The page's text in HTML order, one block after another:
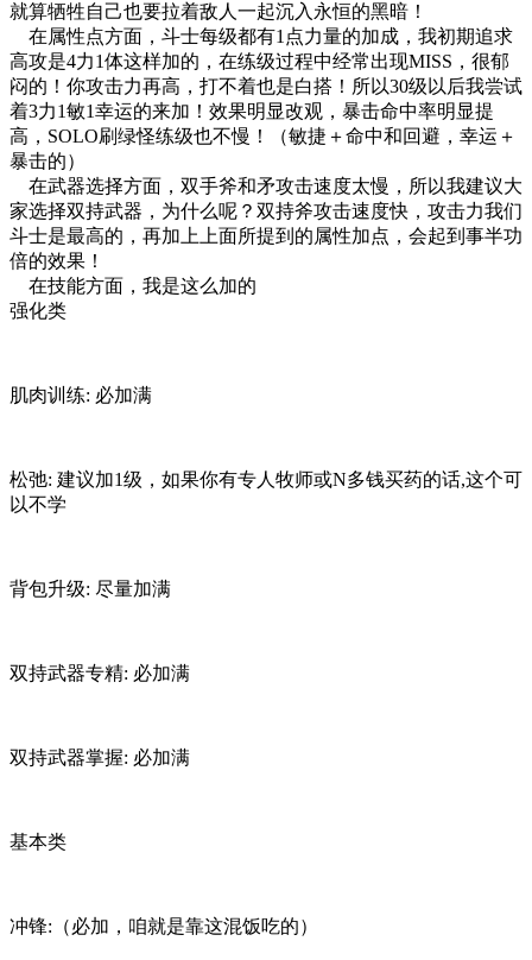
就算牺牲自己也要拉着敌人一起沉入永恒的黑暗！
在属性点方面，斗士每级都有1点力量的加成，我初期追求
高攻是4力1体这样加的，在练级过程中经常出现MISS，很郁
闷的！你攻击力再高，打不着也是白搭！所以30级以后我尝试
着3力1敏1幸运的来加！效果明显改观，暴击命中率明显提
高，SOLO刷绿怪练级也不慢！（敏捷＋命中和回避，幸运＋
暴击的）
在武器选择方面，双手斧和矛攻击速度太慢，所以我建议大
家选择双持武器，为什么呢？双持斧攻击速度快，攻击力我们
斗士是最高的，再加上上面所提到的属性加点，会起到事半功
倍的效果！
在技能方面，我是这么加的
强化类
肌肉训练: 必加满
松弛: 建议加1级，如果你有专人牧师或N多钱买药的话,这个可
以不学
背包升级: 尽量加满
双持武器专精: 必加满
双持武器掌握: 必加满
基本类
冲锋:（必加，咱就是靠这混饭吃的）